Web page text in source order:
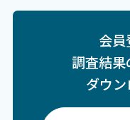
会員
調査結果
ダウン